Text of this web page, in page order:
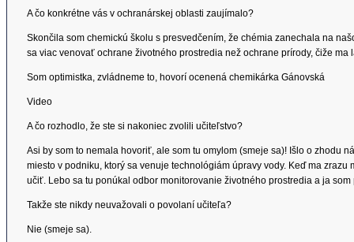
A čo konkrétne vás v ochranárskej oblasti zaujímalo?
Skončila som chemickú školu s presvedčením, že chémia zanechala na
sa viac venovať ochrane životného prostredia než ochrane prírody, čiže ma
Som optimistka, zvládneme to, hovorí ocenená chemikárka Gánovská
Video
A čo rozhodlo, že ste si nakoniec zvolili učiteľstvo?
Asi by som to nemala hovoriť, ale som tu omylom (smeje sa)! Išlo o zhodu
miesto v podniku, ktorý sa venuje technológiám úpravy vody. Keď ma
učiť. Lebo sa tu ponúkal odbor monitorovanie životného prostredia a ja
Takže ste nikdy neuvažovali o povolaní učiteľa?
Nie (smeje sa).